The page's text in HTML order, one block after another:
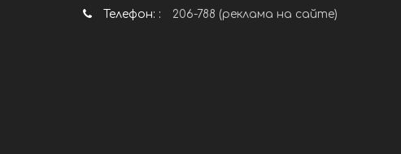
Телефон: :
206-788 (реклама на сайте)